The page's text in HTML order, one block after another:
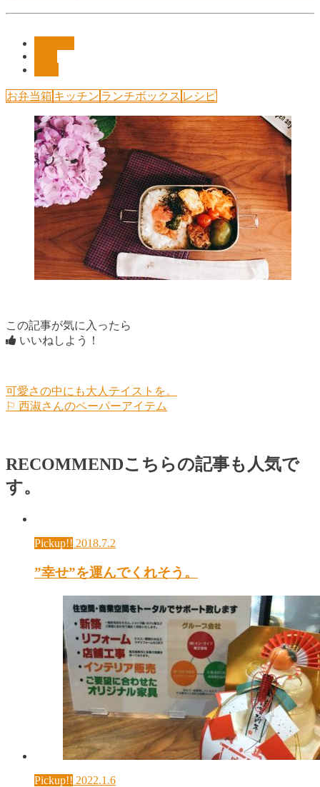
お弁当箱 キッチン ランチボックス レシピ
この記事が気に入ったら
いいねしよう！
可愛さの中にも大人テイストを。
⚐ 西淑さんのペーパーアイテム
RECOMMENDこちらの記事も人気で
す。
Pickup!! 2018.7.2
”幸せ”を運んでくれそう。
Pickup!! 2022.1.6